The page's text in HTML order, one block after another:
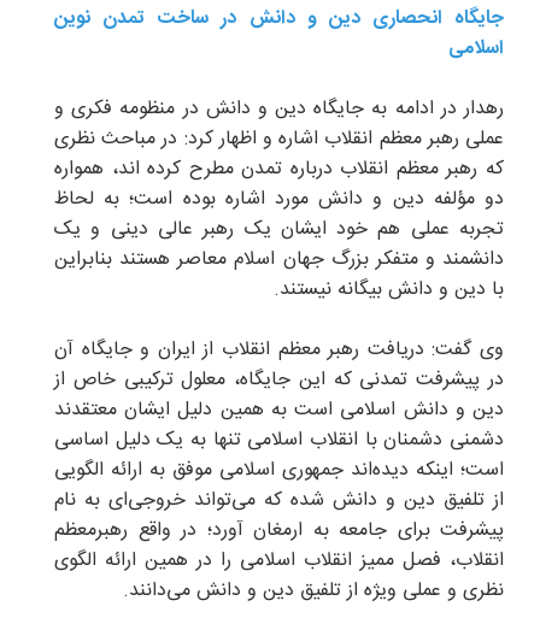
جایگاه انحصاری دین و دانش در ساخت تمدن نوین
اسلامی
رهدار در ادامه به جایگاه دین و دانش در منظومه فکری و
عملی رهبر معظم انقلاب اشاره و اظهار کرد: در مباحث نظری
که رهبر معظم انقلاب درباره تمدن مطرح کرده اند، همواره
دو مؤلفه دین و دانش مورد اشاره بوده است؛ به لحاظ
تجربه عملی هم خود ایشان یک رهبر عالی دینی و یک
دانشمند و متفکر بزرگ جهان اسلام معاصر هستند بنابراین
با دین و دانش بیگانه نیستند.
وی گفت: دریافت رهبر معظم انقلاب از ایران و جایگاه آن
در پیشرفت تمدنی که این جایگاه، معلول ترکیبی خاص از
دین و دانش اسلامی است به همین دلیل ایشان معتقدند
دشمنی دشمنان با انقلاب اسلامی تنها به یک دلیل اساسی
است؛ اینکه دیده‌اند جمهوری اسلامی موفق به ارائه الگویی
از تلفیق دین و دانش شده که می‌تواند خروجی‌ای به نام
پیشرفت برای جامعه به ارمغان آورد؛ در واقع رهبرمعظم
انقلاب، فصل ممیز انقلاب اسلامی را در همین ارائه الگوی
نظری و عملی ویژه از تلفیق دین و دانش می‌دانند.